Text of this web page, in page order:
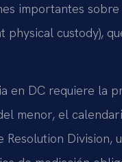
importantes
physical custody),
en DC requiere la
menor, el
Resolution